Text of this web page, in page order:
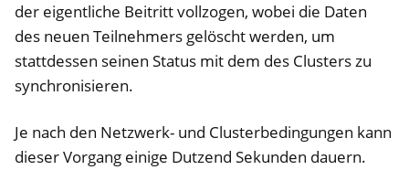
der eigentliche Beitritt vollzogen, wobei die Daten
des neuen Teilnehmers gelöscht werden, um
stattdessen seinen Status mit dem des Clusters zu
synchronisieren.
Je nach den Netzwerk- und Clusterbedingungen kann
dieser Vorgang einige Dutzend Sekunden dauern.